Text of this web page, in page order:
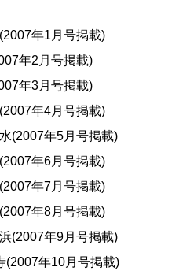
年1月号掲載)
年2月号掲載)
年3月号掲載)
年4月号掲載)
(2007年5月号掲載)
年6月号掲載)
年7月号掲載)
年8月号掲載)
(2007年9月号掲載)
(2007年10月号掲載)